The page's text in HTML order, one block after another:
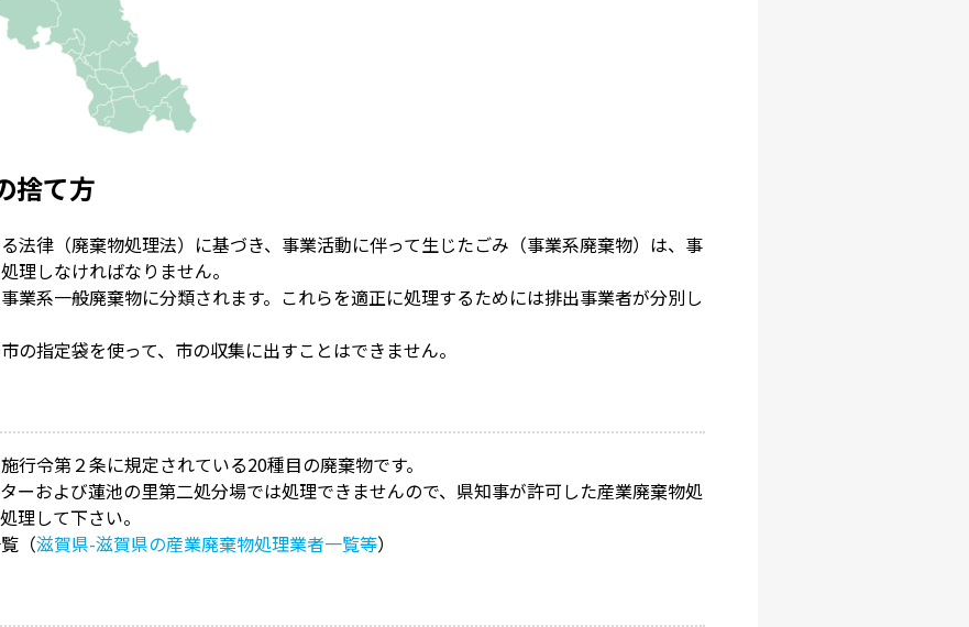
捨て方
法律（廃棄物処理法）に基づき、事業活動に伴って生じたごみ（事業系廃棄物）は、事
理しなければなりません。
業系一般廃棄物に分類されます。これらを適正に処理するためには排出事業者が分別し
の指定袋を使って、市の収集に出すことはできません。
行令第２条に規定されている20種目の廃棄物です。
ーおよび蓮池の里第二処分場では処理できませんので、県知事が許可した産業廃棄物処
理して下さい。
（滋賀県-滋賀県の産業廃棄物処理業者一覧等）